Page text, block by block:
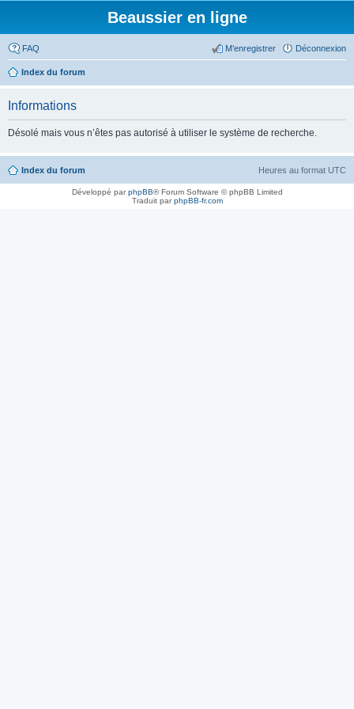
Beaussier en ligne
FAQ Déconnexion
M’enregistrer
Index du forum
Informations
Désolé mais vous n’êtes pas autorisé à utiliser le système de recherche.
Index du forum Heures au format UTC
Développé parphpBB® Forum Software © phpBB Limited
Traduit parphpBB-fr.com